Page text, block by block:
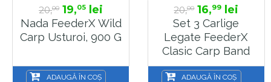
20,00 19,05 lei
Nada FeederX Wild
Carp Usturoi, 900 G
ADAUGĂ ÎN COȘ
20,00 16,99 lei
Set 3 Carlige
Legate FeederX
Clasic Carp Band
Rig Marime 12
ADAUGĂ ÎN COȘ